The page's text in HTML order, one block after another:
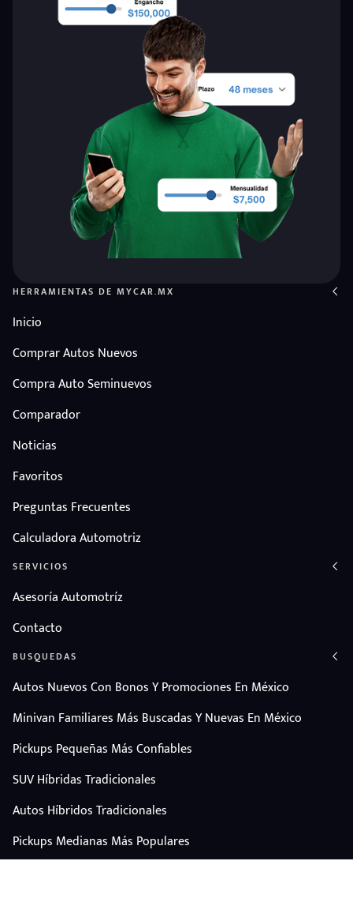
HERRAMIENTAS DE MYCAR.MX
Inicio
Comprar Autos Nuevos
Compra Auto Seminuevos
Comparador
Noticias
Favoritos
Preguntas Frecuentes
Calculadora Automotriz
SERVICIOS
Asesoría Automotríz
Contacto
BUSQUEDAS
Autos Nuevos Con Bonos Y Promociones En México
Minivan Familiares Más Buscadas Y Nuevas En México
Pickups Pequeñas Más Confiables
SUV Híbridas Tradicionales
Autos Híbridos Tradicionales
Pickups Medianas Más Populares